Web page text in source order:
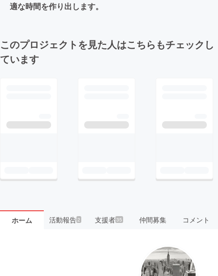
適な時間を作り出します。
このプロジェクトを見た人はこちらもチェックし
ています
ホーム 活動報告2 支援者35 仲間募集 コメント